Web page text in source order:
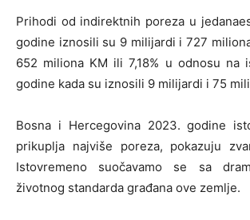
Prihodi od indirektnih poreza u
godine iznosili su 9 milijardi i 727
652 miliona KM ili 7,18% u odnosu na
godine kada su iznosili 9 milijardi i 75
Bosna i Hercegovina 2023. godine
prikuplja najviše poreza, pokazuju
Istovremeno suočavamo se sa
životnog standarda građana ove zemlje.